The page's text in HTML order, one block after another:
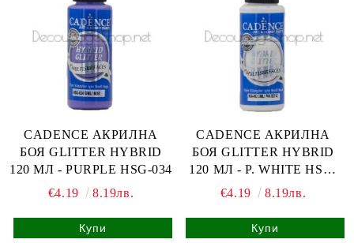
CADENCE АКРИЛНА
БОЯ GLITTER HYBRID
120 МЛ - PURPLE HSG-034
€4.19
8.19лв.
CADENCE АКРИЛНА
БОЯ GLITTER HYBRID
120 МЛ - P. WHITE HSG-
002
€4.19 8.19лв.